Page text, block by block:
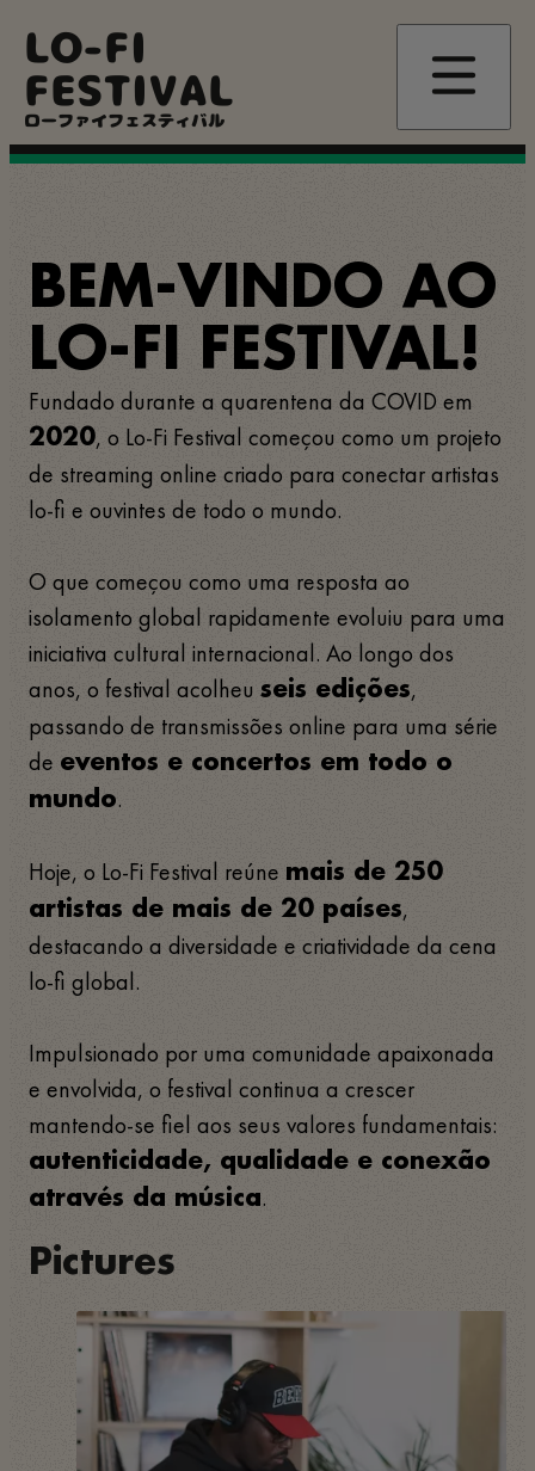
para
conteúdo
principal
LO-FI
FESTIVAL
ローファイフェスティバル
BEM-VINDO AO
LO-FI FESTIVAL!
Fundado durante a quarentena da COVID em
2020, o Lo-Fi Festival começou como um projeto
de streaming online criado para conectar artistas
lo-fi e ouvintes de todo o mundo.
O que começou como uma resposta ao
isolamento global rapidamente evoluiu para uma
iniciativa cultural internacional. Ao longo dos
anos, o festival acolheu seis edições,
passando de transmissões online para uma série
de eventos e concertos em todo o
mundo.
Hoje, o Lo-Fi Festival reúne mais de 250
artistas de mais de 20 países,
destacando a diversidade e criatividade da cena
lo-fi global.
Impulsionado por uma comunidade apaixonada
e envolvida, o festival continua a crescer
mantendo-se fiel aos seus valores fundamentais:
autenticidade, qualidade e conexão
através da música.
Pictures